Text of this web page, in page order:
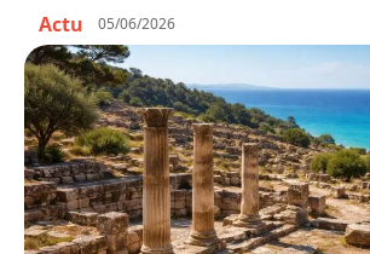
Actu 05/06/2026